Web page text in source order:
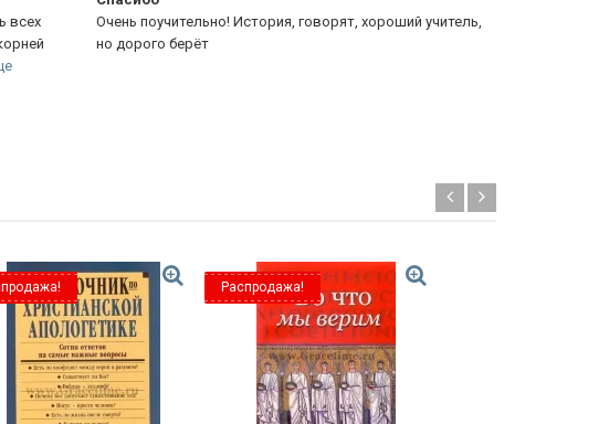
всех
Очень поучительно! История, говорят, хороший учитель,
но дорого берёт
Распродажа!